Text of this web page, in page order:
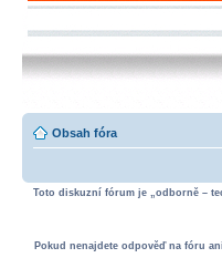
Obsah fóra
Toto diskuzní fórum je „odborně –
Pokud nenajdete odpověď na fóru ani